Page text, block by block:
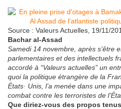
Source : Valeurs Actuelles, 19/11/
Bachar al-Assad
Samedi 14 novembre, après s’être
parlementaires et des intellectuels
accordé à “Valeurs actuelles” un
quoi la politique étrangère de la
États· Unis, l’a menée dans une
combat contre les terroristes de
Que diriez-vous des propos